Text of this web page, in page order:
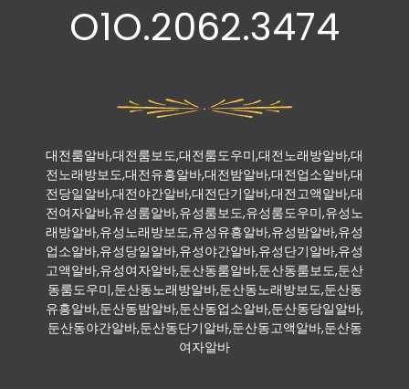
O1O.2062.3474
대전룸알바,대전룸보도,대전룸도우미,대전노래방알바,대
전노래방보도,대전유흥알바,대전밤알바,대전업소알바,대
전당일알바,대전야간알바,대전단기알바,대전고액알바,대
전여자알바,유성룸알바,유성룸보도,유성룸도우미,유성노
래방알바,유성노래방보도,유성유흥알바,유성밤알바,유성
업소알바,유성당일알바,유성야간알바,유성단기알바,유성
고액알바,유성여자알바,둔산동룸알바,둔산동룸보도,둔산
동룸도우미,둔산동노래방알바,둔산동노래방보도,둔산동
유흥알바,둔산동밤알바,둔산동업소알바,둔산동당일알바,
둔산동야간알바,둔산동단기알바,둔산동고액알바,둔산동
여자알바